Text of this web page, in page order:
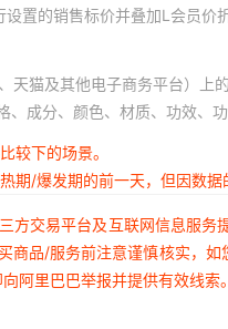
置的销售标价并叠加L会员价
天猫及其他电子商务平台）上
、成分、颜色、材质、功效、
较下的场景。
期/爆发期的前一天，但因数
方交易平台及互联网信息服
商品/服务前注意谨慎核实，
阿里巴巴举报并提供有效线索。